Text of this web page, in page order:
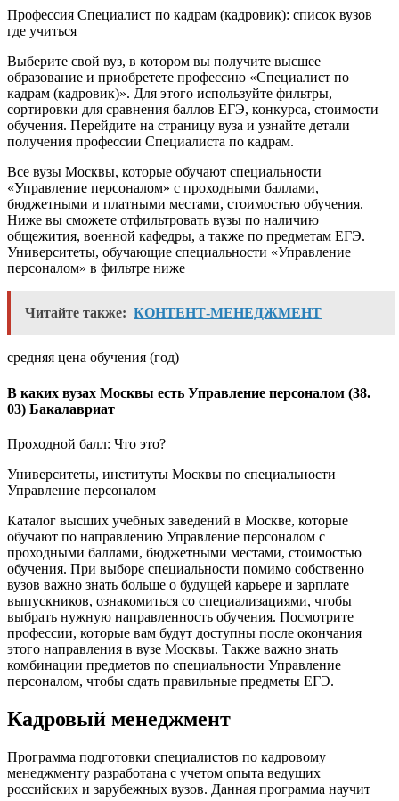
Профессия Специалист по кадрам (кадровик): список вузов
где учиться
Выберите свой вуз, в котором вы получите высшее
образование и приобретете профессию «Специалист по
кадрам (кадровик)». Для этого используйте фильтры,
сортировки для сравнения баллов ЕГЭ, конкурса, стоимости
обучения. Перейдите на страницу вуза и узнайте детали
получения профессии Специалиста по кадрам.
Все вузы Москвы, которые обучают специальности
«Управление персоналом» с проходными баллами,
бюджетными и платными местами, стоимостью обучения.
Ниже вы сможете отфильтровать вузы по наличию
общежития, военной кафедры, а также по предметам ЕГЭ.
Университеты, обучающие специальности «Управление
персоналом» в фильтре ниже
Читайте также: КОНТЕНТ-МЕНЕДЖМЕНТ
средняя цена обучения (год)
В каких вузах Москвы есть Управление персоналом (38.
03) Бакалавриат
Проходной балл: Что это?
Университеты, институты Москвы по специальности
Управление персоналом
Каталог высших учебных заведений в Москве, которые
обучают по направлению Управление персоналом с
проходными баллами, бюджетными местами, стоимостью
обучения. При выборе специальности помимо собственно
вузов важно знать больше о будущей карьере и зарплате
выпускников, ознакомиться со специализациями, чтобы
выбрать нужную направленность обучения. Посмотрите
профессии, которые вам будут доступны после окончания
этого направления в вузе Москвы. Также важно знать
комбинации предметов по специальности Управление
персоналом, чтобы сдать правильные предметы ЕГЭ.
Кадровый менеджмент
Программа подготовки специалистов по кадровому
менеджменту разработана с учетом опыта ведущих
российских и зарубежных вузов. Данная программа научит